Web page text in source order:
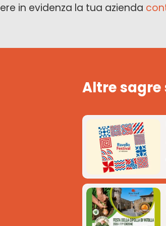
in evidenza la tua azienda
Altre